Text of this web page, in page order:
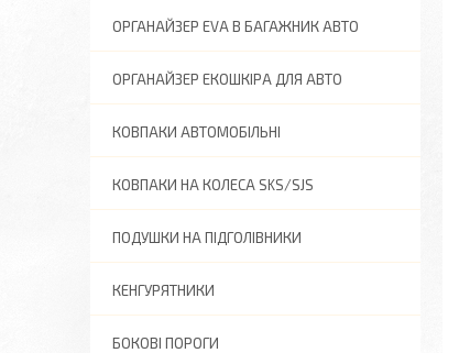
ОРГАНАЙЗЕР EVA В БАГАЖНИК АВТО
ОРГАНАЙЗЕР ЕКОШКІРА ДЛЯ АВТО
КОВПАКИ АВТОМОБІЛЬНІ
КОВПАКИ НА КОЛЕСА SKS/SJS
ПОДУШКИ НА ПІДГОЛІВНИКИ
КЕНГУРЯТНИКИ
БОКОВІ ПОРОГИ